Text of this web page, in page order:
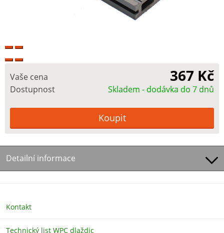
Vaše cena 367 Kč
Dostupnost Skladem - dodávka do 7 dnů
Detailní informace
Kontakt
Technický list WPC dlaždic